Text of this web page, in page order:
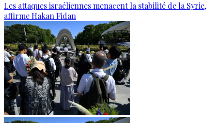
Les attaques israéliennes menacent la stabilité de la Syrie,
affirme Hakan Fidan